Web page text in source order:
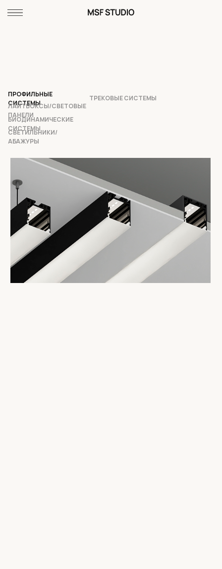
ПРОФИЛЬНЫЕ
СИСТЕМЫ
ТРЕКОВЫЕ СИСТЕМЫ
ЛАЙТБОКСЫ/СВЕТОВЫЕ
ПАНЕЛИ
БИОДИНАМИЧЕСКИЕ
СИСТЕМЫ
СВЕТИЛЬНИКИ/
АБАЖУРЫ